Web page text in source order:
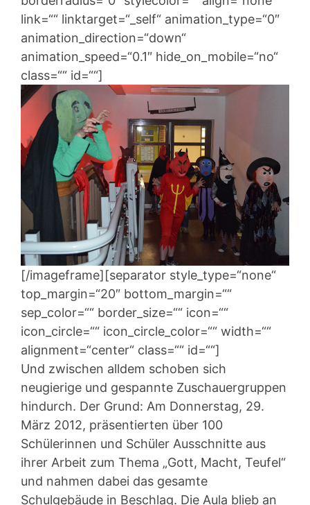
link=““ linktarget=“_self“ animation_type=“0″
animation_direction=“down“
animation_speed=“0.1″ hide_on_mobile=“no“
class=““ id=““]
[/imageframe][separator style_type=“none“
top_margin=“20″ bottom_margin=““
sep_color=““ border_size=““ icon=““
icon_circle=““ icon_circle_color=““ width=““
alignment=“center“ class=““ id=““]
Und zwischen alldem schoben sich
neugierige und gespannte Zuschauergruppen
hindurch. Der Grund: Am Donnerstag, 29.
März 2012, präsentierten über 100
Schülerinnen und Schüler Ausschnitte aus
ihrer Arbeit zum Thema „Gott, Macht, Teufel“
und nahmen dabei das gesamte
Schulgebäude in Beschlag. Die Aula blieb an